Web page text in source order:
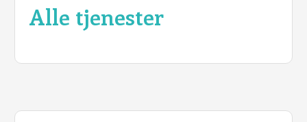
Alle tjenester